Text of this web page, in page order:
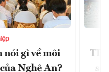
nói gì về môi
Nghệ An?